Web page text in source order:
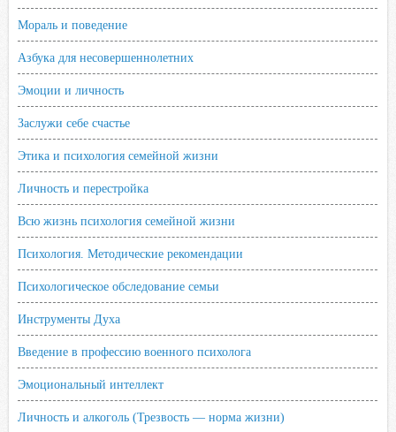
Мораль и поведение
Азбука для несовершеннолетних
Эмоции и личность
Заслужи себе счастье
Этика и психология семейной жизни
Личность и перестройка
Всю жизнь психология семейной жизни
Психология. Методические рекомендации
Психологическое обследование семьи
Инструменты Духа
Введение в профессию военного психолога
Эмоциональный интеллект
Личность и алкоголь (Трезвость — норма жизни)